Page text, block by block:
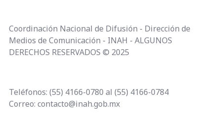
Coordinación Nacional de Difusión - Dirección de
Medios de Comunicación - INAH - ALGUNOS
DERECHOS RESERVADOS © 2025
Teléfonos: (55) 4166-0780 al (55) 4166-0784
Correo: contacto@inah.gob.mx